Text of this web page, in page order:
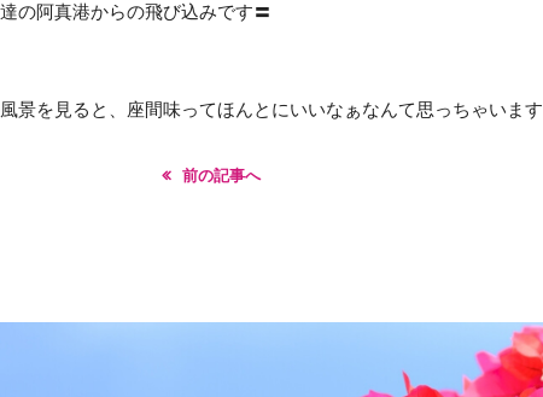
の阿真港からの飛び込みです〓
景を見ると、座間味ってほんとにいいなぁなんて思っちゃいます
前の記事へ